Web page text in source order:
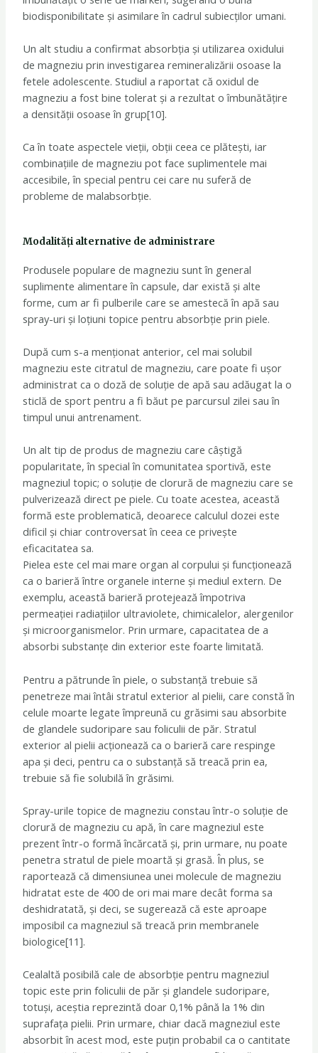
biodisponibilitate și asimilare în cadrul subiecților umani.
Un alt studiu a confirmat absorbția și utilizarea oxidului
de magneziu prin investigarea remineralizării osoase la
fetele adolescente. Studiul a raportat că oxidul de
magneziu a fost bine tolerat și a rezultat o îmbunătățire
a densității osoase în grup[10].
Ca în toate aspectele vieții, obții ceea ce plătești, iar
combinațiile de magneziu pot face suplimentele mai
accesibile, în special pentru cei care nu suferă de
probleme de malabsorbție.
Modalități alternative de administrare
Produsele populare de magneziu sunt în general
suplimente alimentare în capsule, dar există și alte
forme, cum ar fi pulberile care se amestecă în apă sau
spray-uri și loțiuni topice pentru absorbție prin piele.
După cum s-a menționat anterior, cel mai solubil
magneziu este citratul de magneziu, care poate fi ușor
administrat ca o doză de soluție de apă sau adăugat la o
sticlă de sport pentru a fi băut pe parcursul zilei sau în
timpul unui antrenament.
Un alt tip de produs de magneziu care câștigă
popularitate, în special în comunitatea sportivă, este
magneziul topic; o soluție de clorură de magneziu care se
pulverizează direct pe piele. Cu toate acestea, această
formă este problematică, deoarece calculul dozei este
dificil și chiar controversat în ceea ce privește
eficacitatea sa.
Pielea este cel mai mare organ al corpului și funcționează
ca o barieră între organele interne și mediul extern. De
exemplu, această barieră protejează împotriva
permeației radiațiilor ultraviolete, chimicalelor, alergenilor
și microorganismelor. Prin urmare, capacitatea de a
absorbi substanțe din exterior este foarte limitată.
Pentru a pătrunde în piele, o substanță trebuie să
penetreze mai întâi stratul exterior al pielii, care constă în
celule moarte legate împreună cu grăsimi sau absorbite
de glandele sudoripare sau foliculii de păr. Stratul
exterior al pielii acționează ca o barieră care respinge
apa și deci, pentru ca o substanță să treacă prin ea,
trebuie să fie solubilă în grăsimi.
Spray-urile topice de magneziu constau într-o soluție de
clorură de magneziu cu apă, în care magneziul este
prezent într-o formă încărcată și, prin urmare, nu poate
penetra stratul de piele moartă și grasă. În plus, se
raportează că dimensiunea unei molecule de magneziu
hidratat este de 400 de ori mai mare decât forma sa
deshidratată, și deci, se sugerează că este aproape
imposibil ca magneziul să treacă prin membranele
biologice[11].
Cealaltă posibilă cale de absorbție pentru magneziul
topic este prin foliculii de păr și glandele sudoripare,
totuși, aceștia reprezintă doar 0,1% până la 1% din
suprafața pielii. Prin urmare, chiar dacă magneziul este
absorbit în acest mod, este puțin probabil ca o cantitate